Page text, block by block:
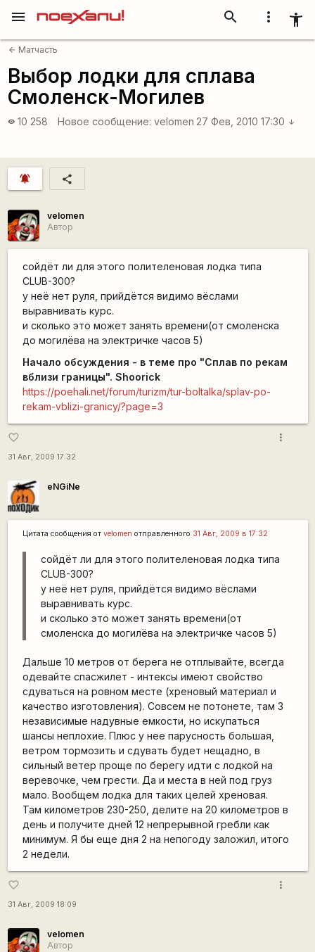
more_vert accessibility_new
search
menu
arrow_back Матчасть
Выбор лодки для сплава
Смоленск-Могилев
visibility 10 258 Новое сообщение: velomen 27 Фев, 2010 17:30 arrow_downward
notifications_active share
velomen
Автор
сойдёт ли для этого полителеновая лодка типа
CLUB-300?
у неё нет руля, прийдётся видимо вёслами
выравнивать курс.
и сколько это может занять времени(от смоленска
до могилёва на электричке часов 5)
Начало обсуждения - в теме про "Сплав по рекам
вблизи границы". Shoorick
https://poehali.net/forum/turizm/tur-boltalka/splav-po-
rekam-vblizi-granicy/?page=3
favorite_border
31 Авг, 2009 17:32
more_vert
eNGiNe
Цитата сообщения от velomen отправленного 31 Авг, 2009 в 17:32
сойдёт ли для этого полителеновая лодка типа
CLUB-300?
у неё нет руля, прийдётся видимо вёслами
выравнивать курс.
и сколько это может занять времени(от
смоленска до могилёва на электричке часов 5)
Дальше 10 метров от берега не отплывайте, всегда
одевайте спасжилет - интексы имеют свойство
сдуваться на ровном месте (хреновый материал и
качество изготовления). Совсем не потонете, там 3
независимые надувные емкости, но искупаться
шансы неплохие. Плюс у нее парусность большая,
ветром тормозить и сдувать будет нещадно, в
сильный ветер проще по берегу идти с лодкой на
веревочке, чем грести. Да и места в ней под груз
мало. Вообщем лодка для таких целей хреновая.
Там километров 230-250, делите на 20 километров в
день и получите дней 12 непрерывной гребли как
минимум. Я бы еще дня 2 на непогоду заложил, итого
2 недели.
favorite_border
31 Авг, 2009 18:09
more_vert
velomen
Автор